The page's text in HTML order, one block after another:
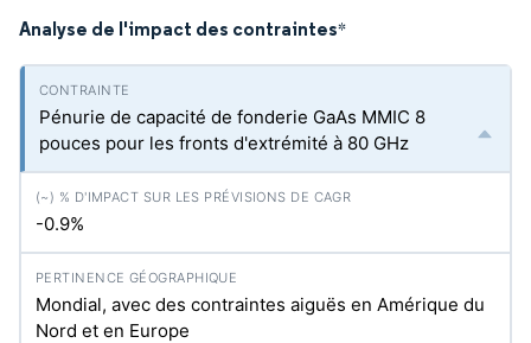
Analyse de l'impact des contraintes*
Pénurie de capacité de fonderie GaAs MMIC 8
pouces pour les fronts d'extrémité à 80 GHz
-0.9%
Mondial, avec des contraintes aiguës en Amérique du
Nord et en Europe